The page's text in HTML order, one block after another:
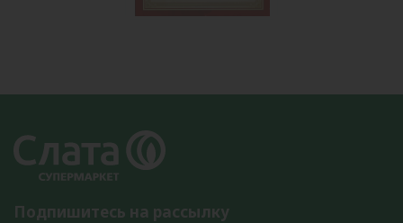
Подпишитесь на рассылку